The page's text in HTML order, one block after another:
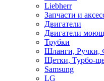
Liebherr
Запчасти и
Двигатели
Двигатели
Трубки
Шланги, Ручки,
Щетки, Турбо-
Samsung
LG